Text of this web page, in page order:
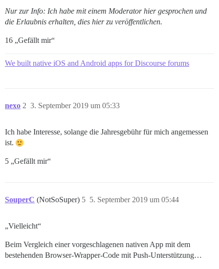
Nur zur Info: Ich habe mit einem Moderator hier gesprochen und
die Erlaubnis erhalten, dies hier zu veröffentlichen.
16 „Gefällt mir“
We built native iOS and Android apps for Discourse forums
nexo 3. September 2019 um 05:33
2
Ich habe Interesse, solange die Jahresgebühr für mich angemessen
ist.
5 „Gefällt mir“
SouperC (NotSoSuper) 5. September 2019 um 05:44
5
„Vielleicht“
Beim Vergleich einer vorgeschlagenen nativen App mit dem
bestehenden Browser-Wrapper-Code mit Push-Unterstützung…